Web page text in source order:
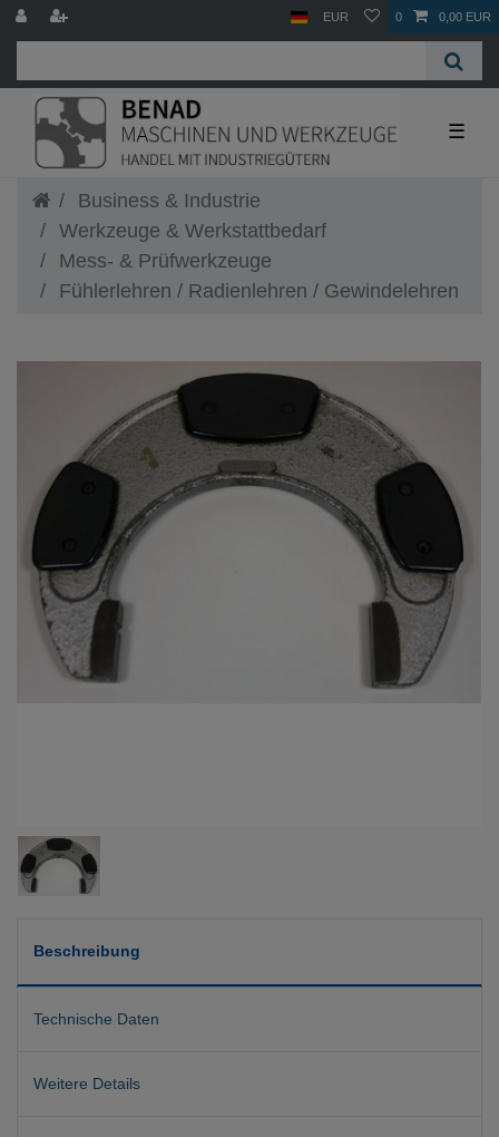
EUR 0 0,00 EUR
☰
Business & Industrie
Werkzeuge & Werkstattbedarf
Mess- & Prüfwerkzeuge
Fühlerlehren / Radienlehren / Gewindelehren
Beschreibung
Technische Daten
Weitere Details